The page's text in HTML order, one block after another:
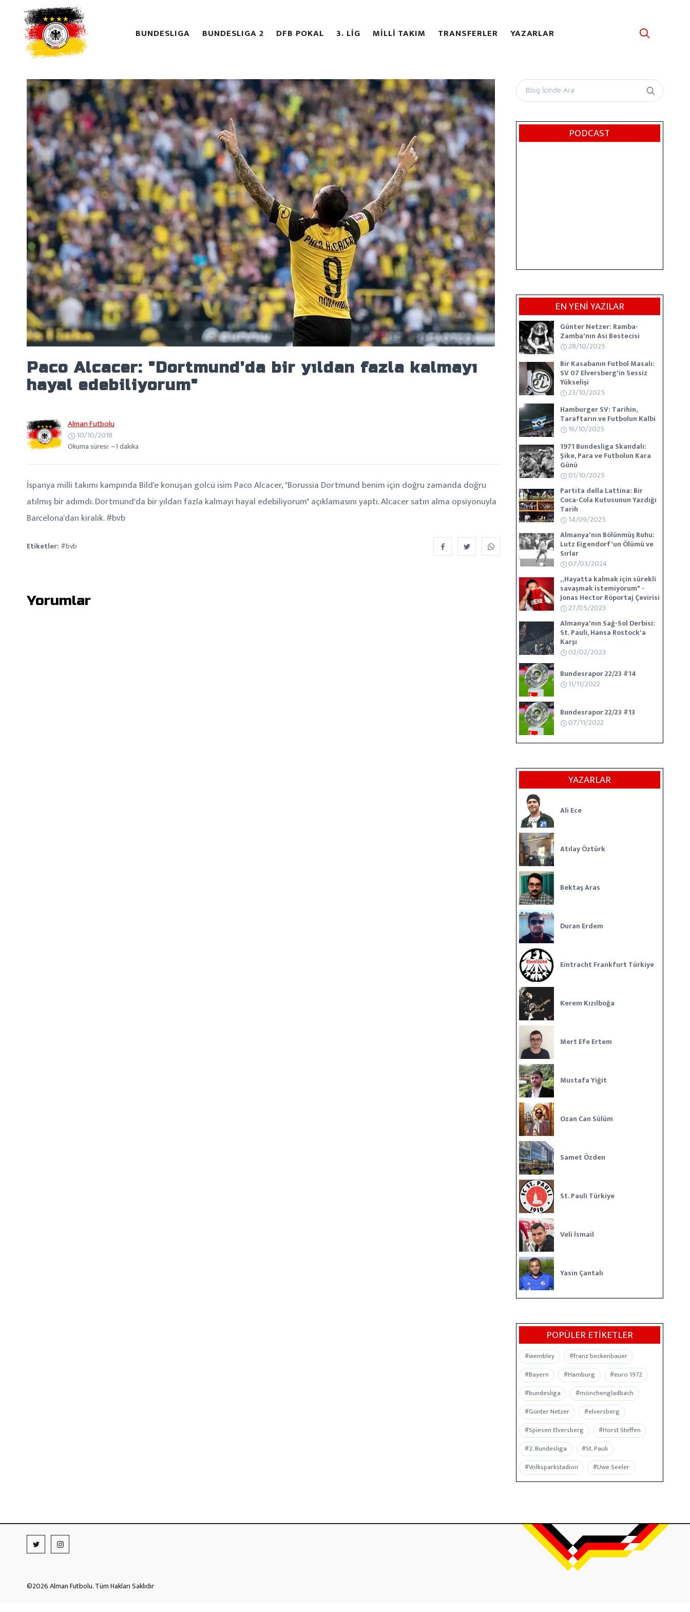
BUNDESLIGA BUNDESLIGA 2 DFB POKAL 3. LİG MİLLİ TAKIM TRANSFERLER YAZARLAR
Paco Alcacer: "Dortmund'da bir yıldan fazla kalmayı
hayal edebiliyorum"
Alman Futbolu
10/10/2018
Okuma süresi: ~1 dakika
İspanya milli takımı kampında Bild'e konuşan golcü isim Paco Alcacer, "Borussia Dortmund benim için doğru zamanda doğru
atılmış bir adımdı. Dortmund'da bir yıldan fazla kalmayı hayal edebiliyorum" açıklamasını yaptı. Alcacer satın alma opsiyonuyla
Barcelona'dan kiralık. #bvb
Etiketler: #bvb
Yorumlar
PODCAST
EN YENİ YAZILAR
Günter Netzer: Ramba-
Zamba'nın Asi Bestecisi
28/10/2025
Bir Kasabanın Futbol Masalı:
SV 07 Elversberg'in Sessiz
Yükselişi
23/10/2025
Hamburger SV: Tarihin,
Taraftarın ve Futbolun Kalbi
16/10/2025
1971 Bundesliga Skandalı:
Şike, Para ve Futbolun Kara
Günü
01/10/2025
Partita della Lattina: Bir
Coca-Cola Kutusunun Yazdığı
Tarih
14/09/2025
Almanya'nın Bölünmüş Ruhu:
Lutz Eigendorf'un Ölümü ve
Sırlar
07/03/2024
„Hayatta kalmak için sürekli
savaşmak istemiyorum" -
Jonas Hector Röportaj Çevirisi
27/05/2023
Almanya'nın Sağ-Sol Derbisi:
St. Pauli, Hansa Rostock'a
Karşı
02/02/2023
Bundesrapor 22/23 #14
11/11/2022
Bundesrapor 22/23 #13
07/11/2022
YAZARLAR
Ali Ece
Atılay Öztürk
Bektaş Aras
Duran Erdem
Eintracht Frankfurt Türkiye
Kerem Kızılboğa
Mert Efe Ertem
Mustafa Yiğit
Ozan Can Sülüm
Samet Özden
St. Pauli Türkiye
Veli İsmail
Yasin Çantalı
POPÜLER ETIKETLER
#wembley
#franz beckenbauer
#Bayern
#Hamburg
#euro 1972
#bundesliga
#mönchengladbach
#Günter Netzer
#elversberg
#Spiesen Elversberg
#Horst Steffen
#2. Bundesliga
#St. Pauli
#Volksparkstadion
#Uwe Seeler
©2026 Alman Futbolu. Tüm Hakları Saklıdır